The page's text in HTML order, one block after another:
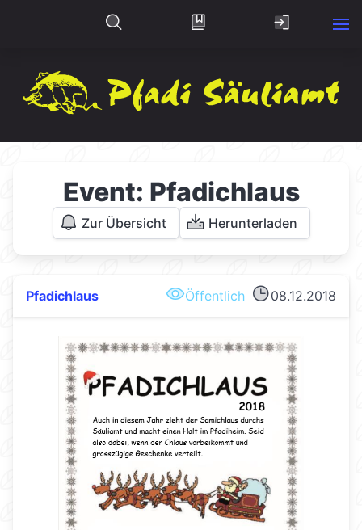
Event: Pfadichlaus
Zur Übersicht Herunterladen
Pfadichlaus Öffentlich 08.12.2018